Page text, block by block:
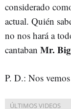
considerado
actual. Quién
no nos hará a
cantaban Mr.
P. D.: Nos